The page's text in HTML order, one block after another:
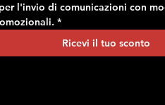
l'invio di comunicazioni con
*
Ricevi il tuo sconto